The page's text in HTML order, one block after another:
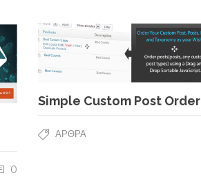
0
Simple Custom Post Order
ΆΡΘΡΑ